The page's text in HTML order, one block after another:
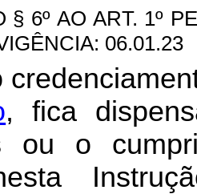
§ 6º AO ART. 1º
06.01.23
, fica
ou o